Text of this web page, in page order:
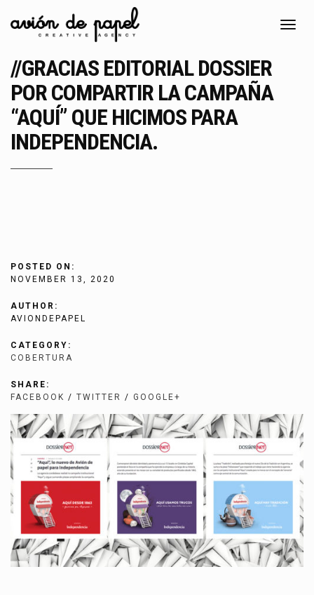
//GRACIAS EDITORIAL DOSSIER
POR COMPARTIR LA CAMPAÑA
“AQUÍ” QUE HICIMOS PARA
INDEPENDENCIA.
POSTED ON:
NOVEMBER 13, 2020
AUTHOR:
AVIONDEPAPEL
CATEGORY:
COBERTURA
SHARE:
FACEBOOK / TWITTER / GOOGLE+